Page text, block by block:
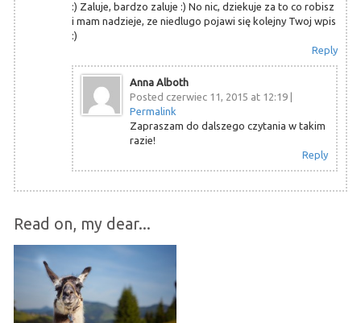
:) Zaluje, bardzo zaluje :) No nic, dziekuje za to co robisz
i mam nadzieje, ze niedlugo pojawi się kolejny Twoj wpis
:)
Reply
Anna Alboth
Posted czerwiec 11, 2015 at 12:19|
Permalink
Zapraszam do dalszego czytania w takim
razie!
Reply
Read on, my dear...